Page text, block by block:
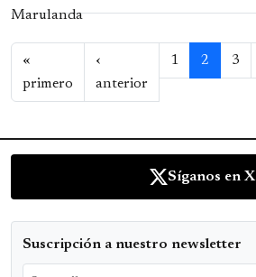
Paginación
«
primero Primera página
‹
anterior Página anterior
1 2 3
Síganos en X
Suscripción a nuestro newsletter